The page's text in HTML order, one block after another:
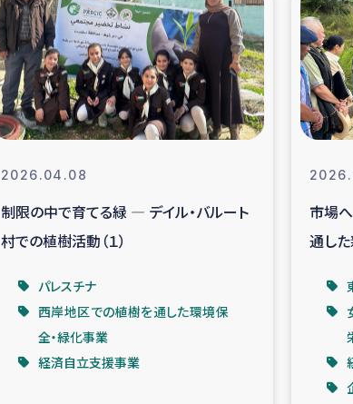
コーヒー生産者支援
ベイルート大規模爆発被災者支援
アグロフォレストリー（カカオ）事業
2026.04.08
制限の中で育てる緑 ― デイル・バルート
村での植樹活動（１）
パレスチナ
西岸地区での植樹を通した環境保
全・緑化事業
経済自立支援事業
市場
通し